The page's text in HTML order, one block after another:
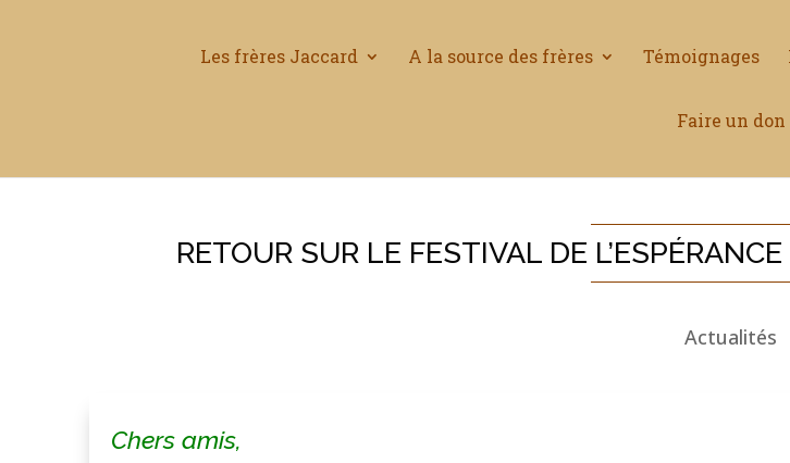
Les frères Jaccard A la source des frères Témoignages
Faire un don
RETOUR SUR LE FESTIVAL DE
Actualités
Chers amis,